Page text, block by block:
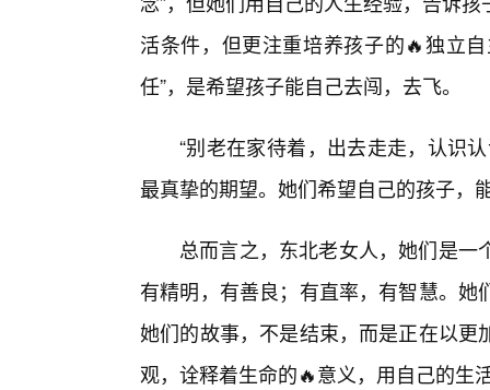
活条件，但更注重培养孩子的🔥独立
任”，是希望孩子能自己去闯，去飞。
“别老在家待着，出去走走，认识
最真挚的期望。她们希望自己的孩子，
总而言之，东北老女人，她们是
有精明，有善良；有直率，有智慧。
她们的故事，不是结束，而是正在以
观，诠释着生命的🔥意义，用自己的生